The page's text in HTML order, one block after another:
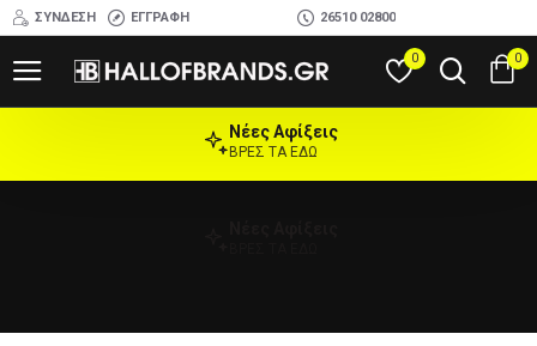
ΣΎΝΔΕΣΗ ΕΓΓΡΑΦΉ 26510 02800
0 0
Νέες Αφίξεις
ΒΡΕΣ ΤΑ ΕΔΩ